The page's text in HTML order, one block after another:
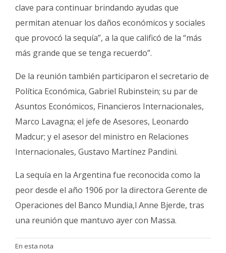
clave para continuar brindando ayudas que
permitan atenuar los daños económicos y sociales
que provocó la sequía”, a la que calificó de la “más
más grande que se tenga recuerdo”.
De la reunión también participaron el secretario de
Política Económica, Gabriel Rubinstein; su par de
Asuntos Económicos, Financieros Internacionales,
Marco Lavagna; el jefe de Asesores, Leonardo
Madcur; y el asesor del ministro en Relaciones
Internacionales, Gustavo Martínez Pandini.
La sequía en la Argentina fue reconocida como la
peor desde el año 1906 por la directora Gerente de
Operaciones del Banco Mundia,l Anne Bjerde, tras
una reunión que mantuvo ayer con Massa.
En esta nota